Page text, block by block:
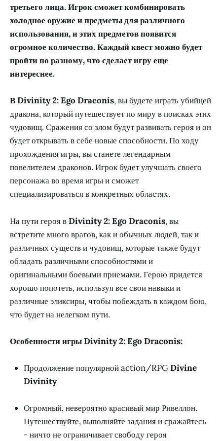
третьего лица. Игрок сможет комбинировать
холодное оружие и предметы для различного
использования, и этих предметов появится
огромное количество. Каждый квест можно будет
пройти по разному, что сделает игру еще
интереснее.
В Divinity 2: Ego Draconis, вы будете играть убийцей
дракона, который путешествует по миру в поисках этих
чудовищ. Сражения со злом будут развивать героя и он
будет открывать в себе новые способности. По ходу
прохождения игры, вы станете легендарным
повелителем драконов. Игрок будет улучшать своего
персонажа во время игры и сможет
специализироваться в конкретных областях.
На пути героя вDivinity 2: Ego Draconis, вы
встретите много врагов, как и обычных людей, так и
различных существ и чудовищ, которые также будут
обладать различными способностями и
оригинальными боевыми приемами. Герою придется
хорошо попотеть, используя все свои навыки и
различные эликсиры, чтобы побеждать в каждом бою,
что будет на нелегком пути.
Особенности игры Divinity 2: Ego Draconis:
Продолжение популярной action/RPGDivine
Divinity
Огромный, невероятно красивый мир Ривеллон.
Путешествуйте, выполняйте задания и сражайтесь
- ничто не ограничивает свободу героя